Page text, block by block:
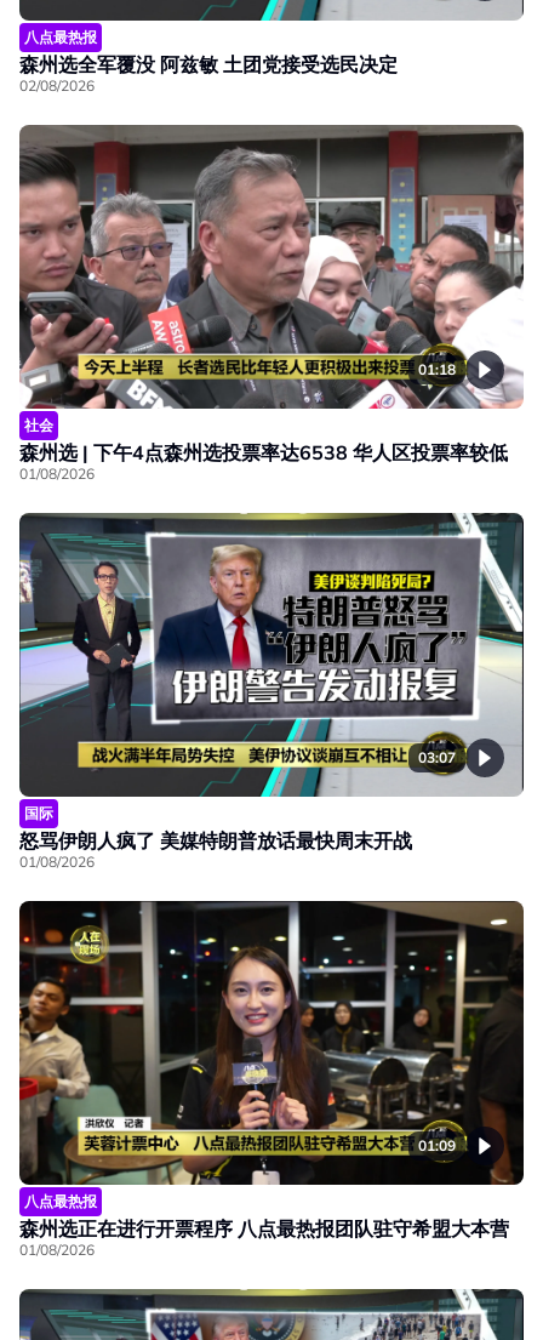
八点最热报
森州选全军覆没 阿兹敏 土团党接受选民决定
02/08/2026
01:18
社会
森州选 | 下午4点森州选投票率达6538 华人区投票率较低
01/08/2026
03:07
国际
怒骂伊朗人疯了 美媒特朗普放话最快周末开战
01/08/2026
01:09
八点最热报
森州选正在进行开票程序 八点最热报团队驻守希盟大本营
01/08/2026